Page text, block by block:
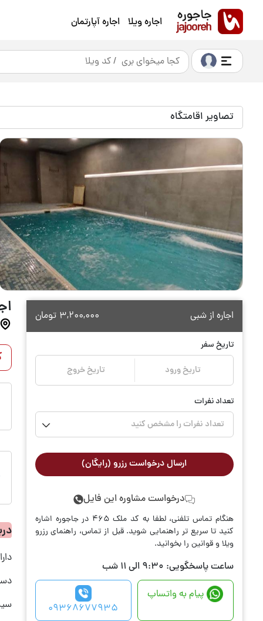
اجاره ویلا اجاره آپارتمان
تصاویر اقامتگاه
اجاره از شبی تومان 3,200,000
تاریخ سفر
تاریخ ورود تاریخ خروج
تعداد نفرات
تعداد نفرات را مشخص کنید
ارسال درخواست رزرو (رایگان)
درخواست مشاوره این فایل
هنگام تماس تلفنی، لطفا به کد ملک 465 در جاجوره اشاره
کنید تا سریع تر راهنمایی شوید. قبل از تماس، راهنمای رزرو
ویلا و قوانین را بخوانید.
ساعت پاسخگویی: 9:30 الی 11 شب
پیام به واتساپ
09368677935